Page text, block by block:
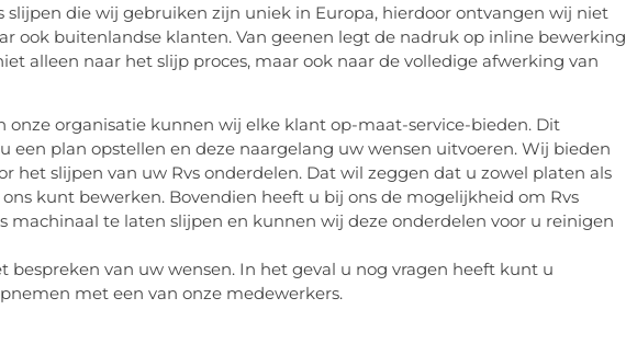
slijpen die wij gebruiken zijn uniek in Europa, hierdoor ontvangen wij niet
ook buitenlandse klanten. Van geenen legt de nadruk op inline bewerking
alleen naar het slijp proces, maar ook naar de volledige afwerking van
onze organisatie kunnen wij elke klant op-maat-service-bieden. Dit
een plan opstellen en deze naargelang uw wensen uitvoeren. Wij bieden
het slijpen van uw Rvs onderdelen. Dat wil zeggen dat u zowel platen als
kunt bewerken. Bovendien heeft u bij ons de mogelijkheid om Rvs
machinaal te laten slijpen en kunnen wij deze onderdelen voor u reinigen
bespreken van uw wensen. In het geval u nog vragen heeft kunt u
met een van onze medewerkers.